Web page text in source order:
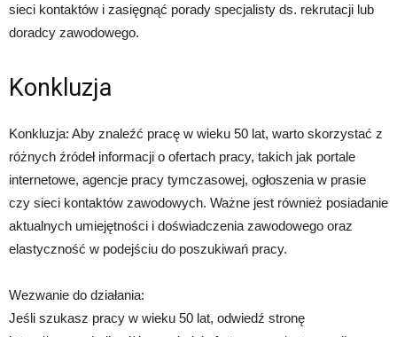
sieci kontaktów i zasięgnąć porady specjalisty ds. rekrutacji lub
doradcy zawodowego.
Konkluzja
Konkluzja: Aby znaleźć pracę w wieku 50 lat, warto skorzystać z
różnych źródeł informacji o ofertach pracy, takich jak portale
internetowe, agencje pracy tymczasowej, ogłoszenia w prasie
czy sieci kontaktów zawodowych. Ważne jest również posiadanie
aktualnych umiejętności i doświadczenia zawodowego oraz
elastyczność w podejściu do poszukiwań pracy.
Wezwanie do działania:
Jeśli szukasz pracy w wieku 50 lat, odwiedź stronę